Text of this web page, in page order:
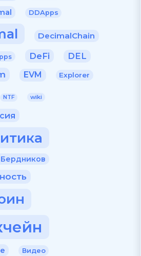
DDApps
DecimalChain
DeFi DEL
EVM Explorer
NTF wiki
Видео